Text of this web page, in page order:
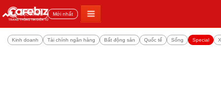
Đọc nhiều Mới nhất
Kinh doanh Tài chính ngân hàng Bất động sản Quốc tế Sống Special